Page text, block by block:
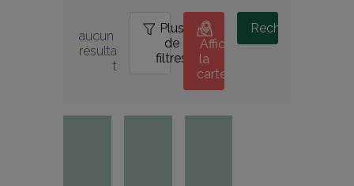
aucun
résulta
t
Plus
de
filtres
Afficher
la
carte
Rechercher